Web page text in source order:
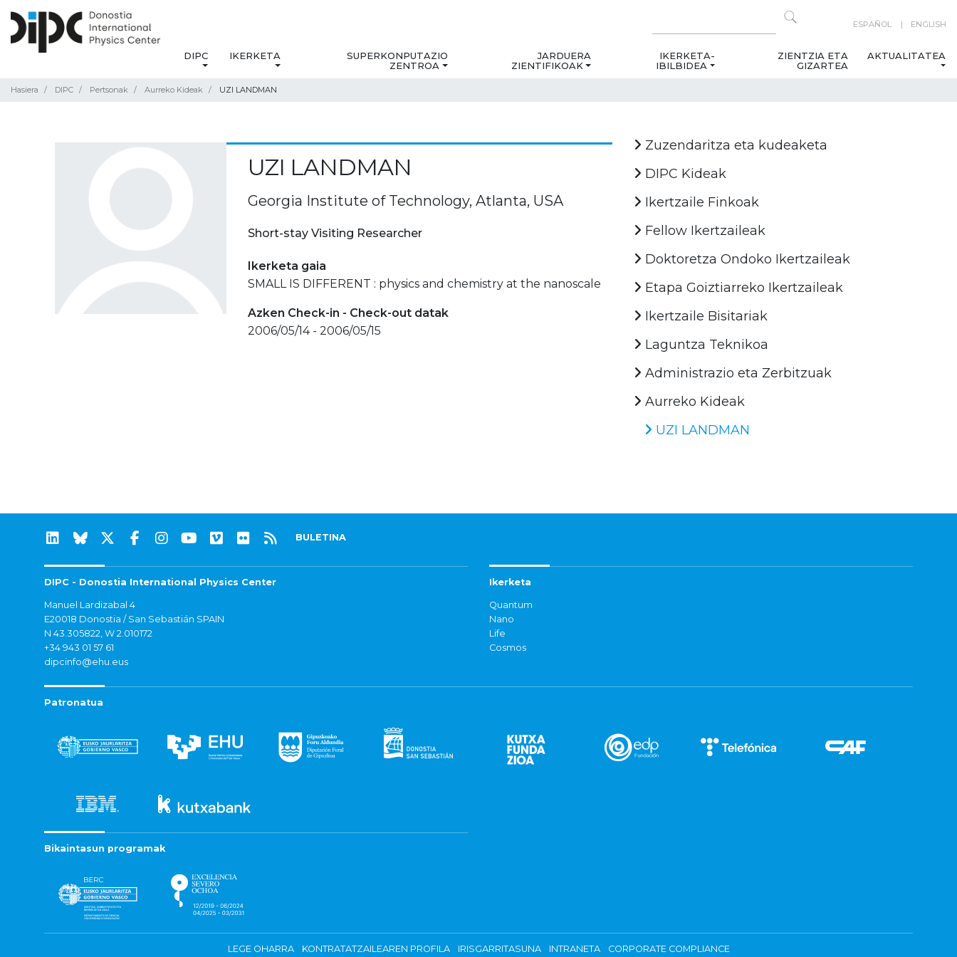
ESPAÑOL ENGLISH
DIPC IKERKETA
SUPERKONPUTAZIO
ZENTROA
JARDUERA
ZIENTIFIKOAK
IKERKETA-
IBILBIDEA
ZIENTZIA ETA
GIZARTEA
AKTUALITATEA
Hasiera DIPC Pertsonak Aurreko Kideak UZI LANDMAN
UZI LANDMAN
Georgia Institute of Technology, Atlanta, USA
Short-stay Visiting Researcher
Ikerketa gaia
SMALL IS DIFFERENT : physics and chemistry at the nanoscale
Azken Check-in - Check-out datak
2006/05/14 - 2006/05/15
Zuzendaritza eta kudeaketa
DIPC Kideak
Ikertzaile Finkoak
Fellow Ikertzaileak
Doktoretza Ondoko Ikertzaileak
Etapa Goiztiarreko Ikertzaileak
Ikertzaile Bisitariak
Laguntza Teknikoa
Administrazio eta Zerbitzuak
Aurreko Kideak
UZI LANDMAN
BULETINA
DIPC - Donostia International Physics Center
Manuel Lardizabal 4
E20018 Donostia / San Sebastián SPAIN
N 43.305822, W 2.010172
+34 943 01 57 61
dipcinfo@ehu.eus
Ikerketa
Quantum
Nano
Life
Cosmos
Patronatua
Bikaintasun programak
LEGE OHARRA KONTRATATZAILEAREN PROFILA IRISGARRITASUNA INTRANETA CORPORATE COMPLIANCE